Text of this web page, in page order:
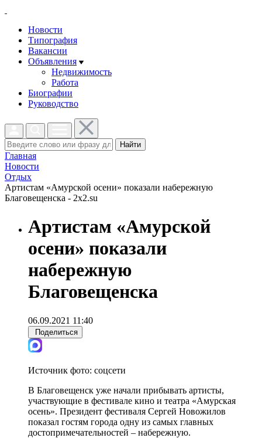
Новости
Типография
Вакансии
Объявления
Недвижимость
Работа
Биографии
Руководство
Найти
Главная
Новости
Отдых
Артистам «Амурской осени» показали набережную
Благовещенска - 2x2.su
Артистам «Амурской
осени» показали
набережную
Благовещенска
06.09.2021 11:40
Поделиться
Источник фото: соцсети
В Благовещенск уже начали прибывать артисты,
участвующие в фестивале кино и театра «Амурская
осень». Президент фестиваля Сергей Новожилов
показал гостям города одну из самых главных
достопримечательностей – набережную.